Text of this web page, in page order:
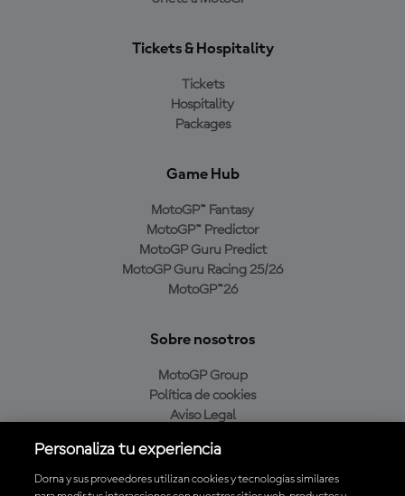
Tickets & Hospitality
Tickets
Hospitality
Packages
Game Hub
MotoGP™ Fantasy
MotoGP™ Predictor
MotoGP Guru Predict
MotoGP Guru Racing 25/26
MotoGP™26
Sobre nosotros
MotoGP Group
Política de cookies
Aviso Legal
Política de compra
Personaliza tu experiencia
Dorna y sus proveedores utilizan cookies y tecnologías similares